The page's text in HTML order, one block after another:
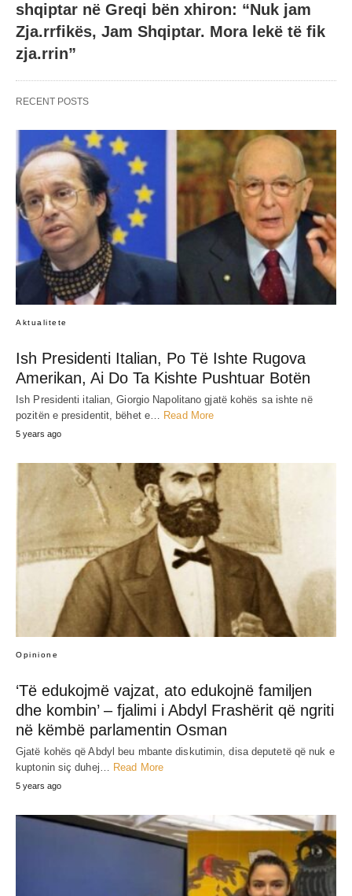
shqiptar në Greqi bën xhiron: “Nuk jam
Zja.rrfikës, Jam Shqiptar. Mora lekë të fik
zja.rrin”
RECENT POSTS
Aktualitete
Ish Presidenti Italian, Po Të Ishte Rugova
Amerikan, Ai Do Ta Kishte Pushtuar Botën
Ish Presidenti italian, Giorgio Napolitano gjatë kohës sa ishte në
pozitën e presidentit, bëhet e… Read More
5 years ago
Opinione
‘Të edukojmë vajzat, ato edukojnë familjen
dhe kombin’ – fjalimi i Abdyl Frashërit që ngriti
në këmbë parlamentin Osman
Gjatë kohës që Abdyl beu mbante diskutimin, disa deputetë që nuk e
kuptonin siç duhej… Read More
5 years ago